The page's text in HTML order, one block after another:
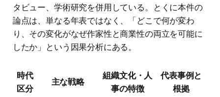
タビュー、学術研究を併用している。とくに本件の
論点は、単なる年表ではなく、「どこで何が変わ
り、その変化がなぜ作家性と商業性の両立を可能に
したか」という因果分析にある。
時代
区分
主な戦略
組織文化・人
事の特徴
代表事例と
根拠